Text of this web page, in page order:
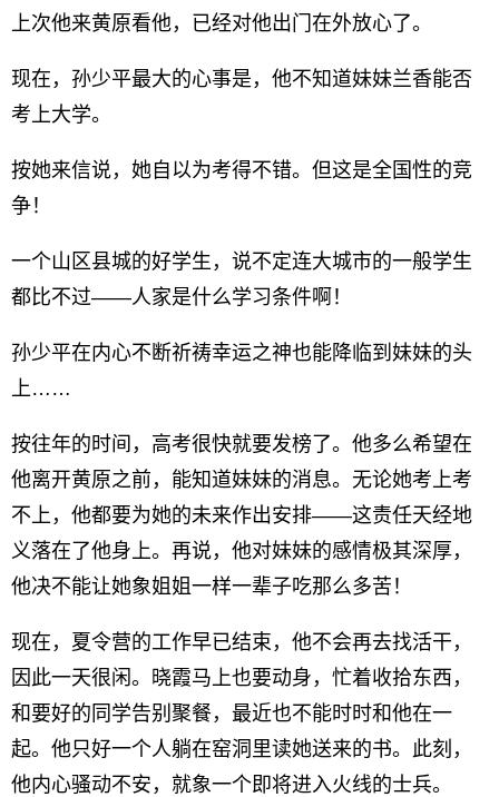
上次他来黄原看他，已经对他出门在外放心了。
现在，孙少平最大的心事是，他不知道妹妹兰香能否
考上大学。
按她来信说，她自以为考得不错。但这是全国性的竞
争！
一个山区县城的好学生，说不定连大城市的一般学生
都比不过——人家是什么学习条件啊！
孙少平在内心不断祈祷幸运之神也能降临到妹妹的头
上……
按往年的时间，高考很快就要发榜了。他多么希望在
他离开黄原之前，能知道妹妹的消息。无论她考上考
不上，他都要为她的未来作出安排——这责任天经地
义落在了他身上。再说，他对妹妹的感情极其深厚，
他决不能让她象姐姐一样一辈子吃那么多苦！
现在，夏令营的工作早已结束，他不会再去找活干，
因此一天很闲。晓霞马上也要动身，忙着收拾东西，
和要好的同学告别聚餐，最近也不能时时和他在一
起。他只好一个人躺在窑洞里读她送来的书。此刻，
他内心骚动不安，就象一个即将进入火线的士兵。